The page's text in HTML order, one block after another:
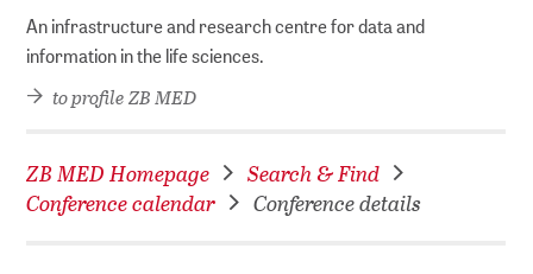
An infrastructure and research centre for data and
information in the life sciences.
to profile ZB MED
ZB MED Homepage
Search & Find
Conference calendar
Conference details